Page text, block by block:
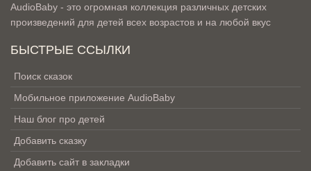
AudioBaby - это огромная коллекция различных детских
произведений для детей всех возрастов и на любой вкус
БЫСТРЫЕ ССЫЛКИ
Поиск сказок
Мобильное приложение AudioBaby
Наш блог про детей
Добавить сказку
Добавить сайт в закладки